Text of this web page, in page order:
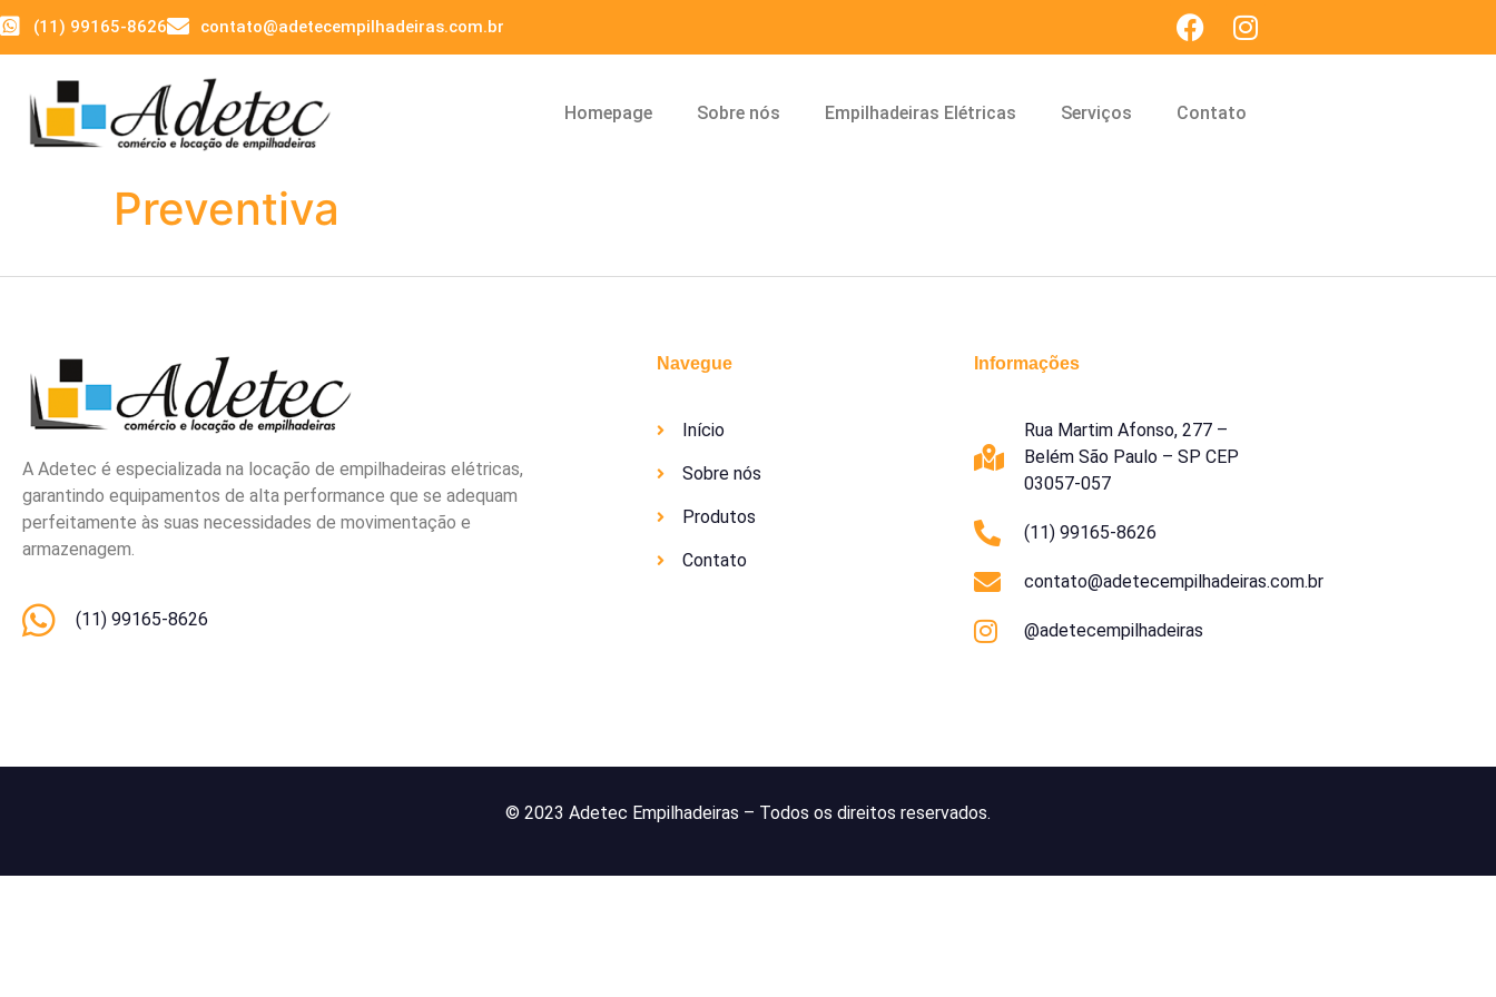
(11) 99165-8626 contato@adetecempilhadeiras.com.br
Homepage Sobre nós Empilhadeiras Elétricas Serviços Contato
Preventiva
A Adetec é especializada na locação de empilhadeiras elétricas,
garantindo equipamentos de alta performance que se adequam
perfeitamente às suas necessidades de movimentação e
armazenagem.
(11) 99165-8626
Navegue
Início
Sobre nós
Produtos
Contato
Informações
Rua Martim Afonso, 277 –
Belém São Paulo – SP CEP
03057-057
(11) 99165-8626
contato@adetecempilhadeiras.com.br
@adetecempilhadeiras
© 2023 Adetec Empilhadeiras – Todos os direitos reservados.